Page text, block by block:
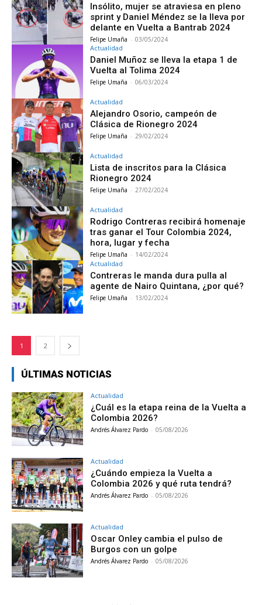
Insólito, mujer se atraviesa en pleno
sprint y Daniel Méndez se la lleva por
delante en Vuelta a Bantrab 2024
Felipe Umaña - 03/05/2024
Actualidad
Daniel Muñoz se lleva la etapa 1 de
Vuelta al Tolima 2024
Felipe Umaña - 06/03/2024
Actualidad
Alejandro Osorio, campeón de
Clásica de Rionegro 2024
Felipe Umaña - 29/02/2024
Actualidad
Lista de inscritos para la Clásica
Rionegro 2024
Felipe Umaña - 27/02/2024
Actualidad
Rodrigo Contreras recibirá homenaje
tras ganar el Tour Colombia 2024,
hora, lugar y fecha
Felipe Umaña - 14/02/2024
Actualidad
Contreras le manda dura pulla al
agente de Nairo Quintana, ¿por qué?
Felipe Umaña - 13/02/2024
1 2
ÚLTIMAS NOTICIAS
Actualidad
¿Cuál es la etapa reina de la Vuelta a
Colombia 2026?
Andrés Álvarez Pardo - 05/08/2026
Actualidad
¿Cuándo empieza la Vuelta a
Colombia 2026 y qué ruta tendrá?
Andrés Álvarez Pardo - 05/08/2026
Actualidad
Oscar Onley cambia el pulso de
Burgos con un golpe
Andrés Álvarez Pardo - 05/08/2026